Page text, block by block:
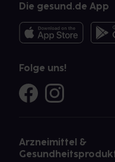
Die gesund.de App
Folge uns!
Arzneimittel &